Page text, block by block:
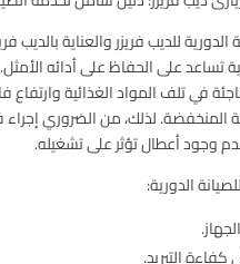
الدورية للديب فريزر والعناية بالديب
تساعد على الحفاظ على أدائه
في تلف المواد الغذائية وارتفاع
المنخفضة. لذلك، من الضروري
وجود أعطال تؤثر على تشغيله.
الدورية:
التبريد.